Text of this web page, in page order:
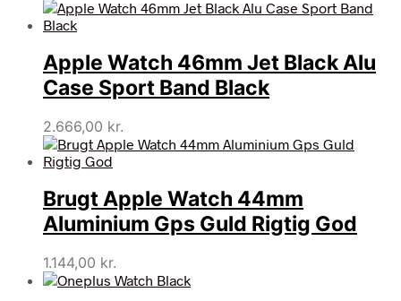
Apple Watch 46mm Jet Black Alu
Case Sport Band Black
2.666,00 kr.
Brugt Apple Watch 44mm
Aluminium Gps Guld Rigtig God
1.144,00 kr.